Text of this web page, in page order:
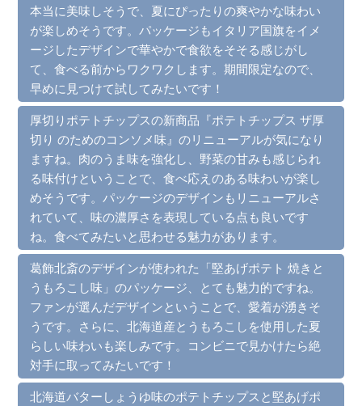
本当に美味しそうで、夏にぴったりの爽やかな味わい
が楽しめそうです。パッケージもイタリア国旗をイメ
ージしたデザインで華やかで食欲をそそる感じがし
て、食べる前からワクワクします。期間限定なので、
早めに見つけて試してみたいです！
厚切りポテトチップスの新商品『ポテトチップス ザ厚
切り のためのコンソメ味』のリニューアルが気になり
ますね。肉のうま味を強化し、野菜の甘みも感じられ
る味付けということで、食べ応えのある味わいが楽し
めそうです。パッケージのデザインもリニューアルさ
れていて、味の濃厚さを表現している点も良いです
ね。食べてみたいと思わせる魅力があります。
葛飾北斎のデザインが使われた「堅あげポテト 焼きと
うもろこし味」のパッケージ、とても魅力的ですね。
ファンが選んだデザインということで、愛着が湧きそ
うです。さらに、北海道産とうもろこしを使用した夏
らしい味わいも楽しみです。コンビニで見かけたら絶
対手に取ってみたいです！
北海道バターしょうゆ味のポテトチップスと堅あげポ